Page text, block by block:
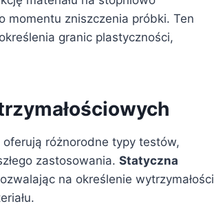
momentu zniszczenia próbki. Ten
granic plastyczności,
różnorodne typy testów,
zastosowania. Statyczna
na określenie wytrzymałości